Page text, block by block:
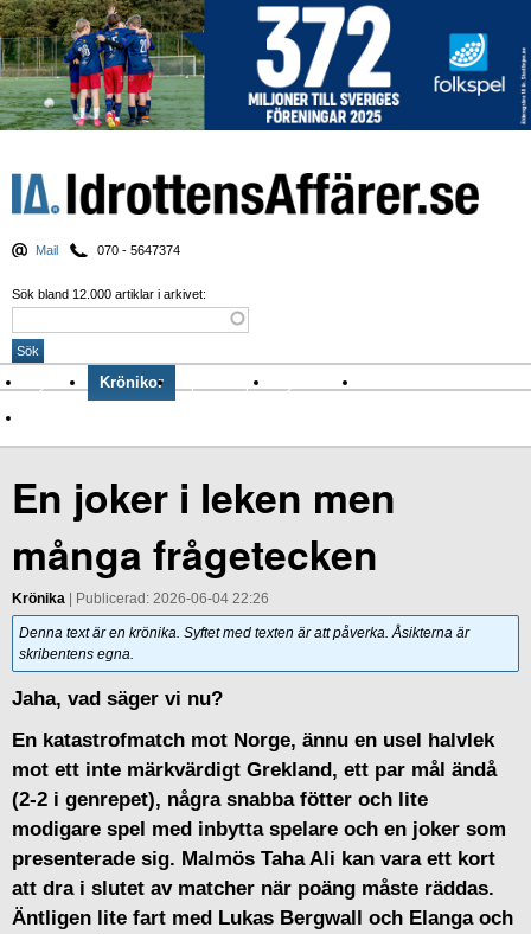
Mail 070 - 5647374
Sök bland 12.000 artiklar i arkivet:
Nyheter Krönikor Sport & spel Nyhetsbrev
En joker i leken men
många frågetecken
Krönika | Publicerad: 2026-06-04 22:26
Denna text är en krönika. Syftet med texten är att påverka. Åsikterna är
skribentens egna.
Jaha, vad säger vi nu?
En katastrofmatch mot Norge, ännu en usel halvlek
mot ett inte märkvärdigt Grekland, ett par mål ändå
(2-2 i genrepet), några snabba fötter och lite
modigare spel med inbytta spelare och en joker som
presenterade sig. Malmös Taha Ali kan vara ett kort
att dra i slutet av matcher när poäng måste räddas.
Äntligen lite fart med Lukas Bergwall och Elanga och